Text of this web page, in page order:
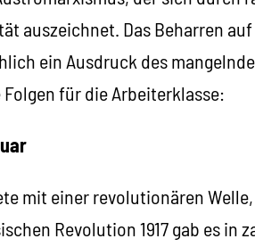
auszeichnet. Das Beharren
ein Ausdruck des
für die Arbeiterklasse:
mit einer revolutionären
Revolution 1917 gab es in